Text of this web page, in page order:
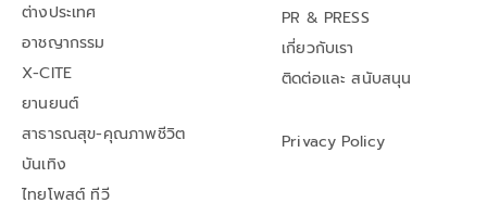
ต่างประเทศ
อาชญากรรม
X-CITE
ยานยนต์
สาธารณสุข-คุณภาพชีวิต
บันเทิง
ไทยโพสต์ ทีวี
PR & PRESS
เกี่ยวกับเรา
ติดต่อและ สนับสนุน
Privacy Policy